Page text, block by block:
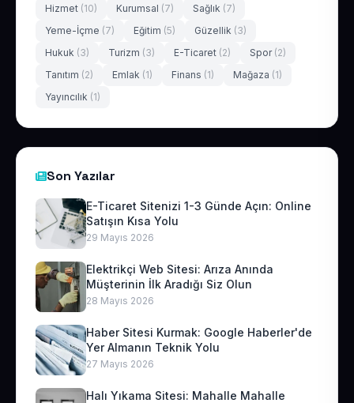
Hizmet (10) Kurumsal (7) Sağlık (7)
Yeme-İçme (7) Eğitim (5) Güzellik (3)
Hukuk (3) Turizm (3) E-Ticaret (2) Spor (2)
Tanıtım (2) Emlak (1) Finans (1) Mağaza (1)
Yayıncılık (1)
Son Yazılar
E-Ticaret Sitenizi 1-3 Günde Açın: Online
Satışın Kısa Yolu
29 Mayıs 2026
Elektrikçi Web Sitesi: Arıza Anında
Müşterinin İlk Aradığı Siz Olun
28 Mayıs 2026
Haber Sitesi Kurmak: Google Haberler'de
Yer Almanın Teknik Yolu
27 Mayıs 2026
Halı Yıkama Sitesi: Mahalle Mahalle